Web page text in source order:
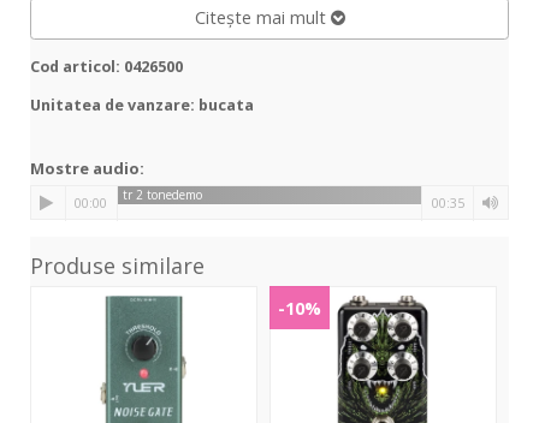
Citește mai mult
Cod articol: 0426500
Unitatea de vanzare: bucata
Mostre audio:
Play00:00 tr 2 tonedemo 00:35
Produse similare
Godzilla
Distortion
-10%